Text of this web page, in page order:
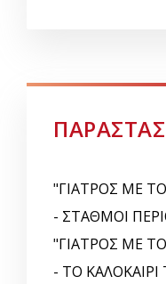
"ΓΙΑΤΡΟΣ ΜΕ
- ΣΤΑΘΜΟΙ
"ΓΙΑΤΡΟΣ ΜΕ
- ΤΟ